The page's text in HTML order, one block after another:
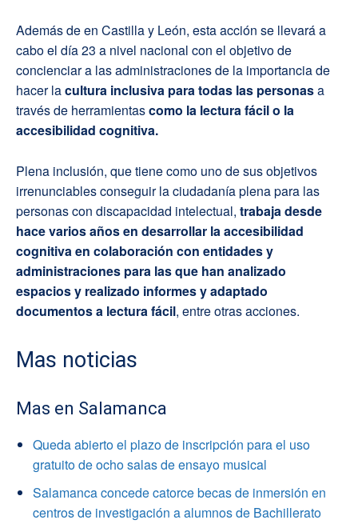
Además de en Castilla y León, esta acción se llevará a
cabo el día 23 a nivel nacional con el objetivo de
concienciar a las administraciones de la importancia de
hacer lacultura inclusiva para todas las personasa
través de herramientascomo la lectura fácil o la
accesibilidad cognitiva.
Plena inclusión, que tiene como uno de sus objetivos
irrenunciables conseguir la ciudadanía plena para las
personas con discapacidad intelectual, trabaja desde
hace varios años en desarrollar la accesibilidad
cognitiva en colaboración con entidades y
administraciones para las que han analizado
espacios y realizado informes y adaptado
documentos a lectura fácil, entre otras acciones.
Mas noticias
Mas en Salamanca
Queda abierto el plazo de inscripción para el uso
gratuito de ocho salas de ensayo musical
Salamanca concede catorce becas de inmersión en
centros de investigación a alumnos de Bachillerato